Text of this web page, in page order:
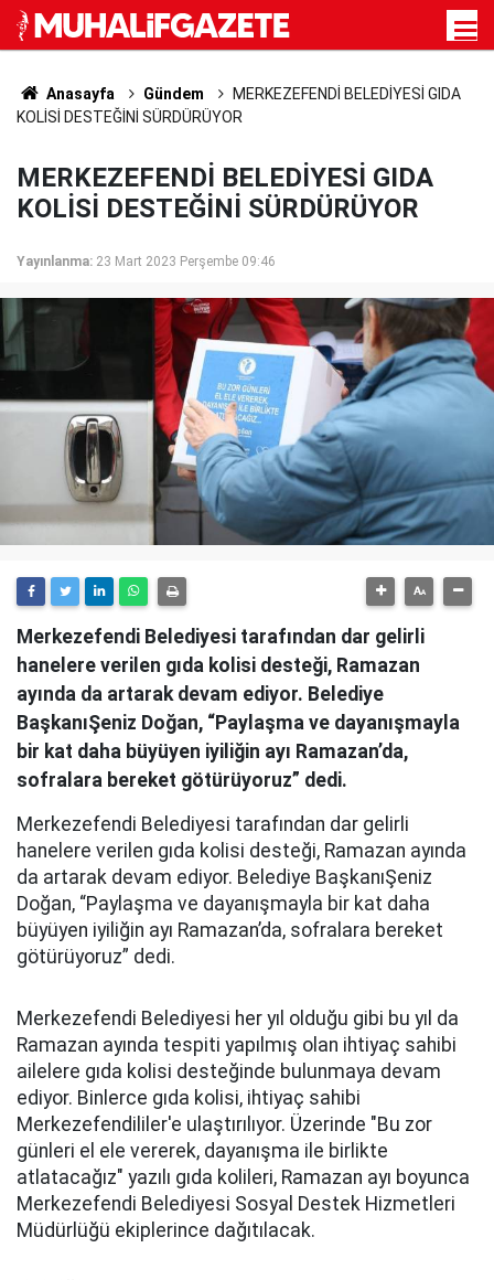
Anasayfa Gündem
MERKEZEFENDİ BELEDİYESİ GIDA
KOLİSİ DESTEĞİNİ SÜRDÜRÜYOR
MERKEZEFENDİ BELEDİYESİ GIDA
KOLİSİ DESTEĞİNİ SÜRDÜRÜYOR
Yayınlanma: 23 Mart 2023 Perşembe 09:46
Merkezefendi Belediyesi tarafından dar gelirli
hanelere verilen gıda kolisi desteği, Ramazan
ayında da artarak devam ediyor. Belediye
BaşkanıŞeniz Doğan, “Paylaşma ve dayanışmayla
bir kat daha büyüyen iyiliğin ayı Ramazan’da,
sofralara bereket götürüyoruz” dedi.
Merkezefendi Belediyesi tarafından dar gelirli
hanelere verilen gıda kolisi desteği, Ramazan ayında
da artarak devam ediyor. Belediye BaşkanıŞeniz
Doğan, “Paylaşma ve dayanışmayla bir kat daha
büyüyen iyiliğin ayı Ramazan’da, sofralara bereket
götürüyoruz” dedi.
Merkezefendi Belediyesi her yıl olduğu gibi bu yıl da
Ramazan ayında tespiti yapılmış olan ihtiyaç sahibi
ailelere gıda kolisi desteğinde bulunmaya devam
ediyor. Binlerce gıda kolisi, ihtiyaç sahibi
Merkezefendililer'e ulaştırılıyor. Üzerinde "Bu zor
günleri el ele vererek, dayanışma ile birlikte
atlatacağız" yazılı gıda kolileri, Ramazan ayı boyunca
Merkezefendi Belediyesi Sosyal Destek Hizmetleri
Müdürlüğü ekiplerince dağıtılacak.